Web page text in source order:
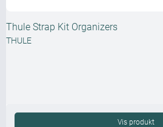
Thule Strap Kit Organizers
THULE
Vis produkt